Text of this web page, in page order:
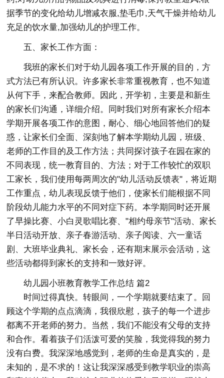
据季节的变化给幼儿增减衣服,垫毛巾,天气干燥并给幼儿
充足的饮水量,加强幼儿的护理工作。
五、家长工作方面：
我班的家长们对于幼儿园各项工作开展的目的，方
式方法已有所认识。许多家长非常重视教育，也不知道
从何下手，来配合教师。因此，开学初，主要是和新生
的家长们沟通，详细介绍。同时我们对所有家长介绍本
学期开展各项工作的意图，耐心、细心地回答他们的疑
惑，让家长们全面、深刻地了解本学期幼儿园，班级、
老师的工作目的及工作方法；共同探讨孩子在园在家的
不同表现，统一教育目的、方法；对于工作较忙的双职
工家长，我们使用每两周次的"幼儿活动反馈表"，将近期
工作重点，幼儿表现反馈于他们，使家长们能根据不同
阶段幼儿能力水平的不同对症下药。本学期同时还开展
了早操比赛、小白灵歌唱比赛、"相约母亲节"活动、家长
半日活动开放、亲子春游活动、亲子阅读、六一童话
剧、大班毕业典礼、家长会，还有期末展示会活动，这
些活动都得到家长的支持和一致好评。
幼儿园小班教育教学工作总结 篇2
时间过得真快。转眼间，一个学期就要结束了。回
顾这个学期的点点滴滴，我很欣慰，孩子的每一个进步
都离不开老师的努力。当然，我们不能没有父母的支持
和合作。看着孩子们活泼可爱的笑脸，我觉得我的努力
没有白费。我深深地感觉到，老师的生命是真实的，是
未知的，是不求的！这让我深深感受到教学职业的崇高